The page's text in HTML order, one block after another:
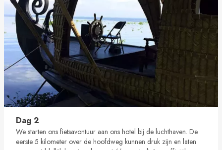
Dag 2
We starten ons fietsavontuur aan ons hotel bij de luchthaven. De
eerste 5 kilometer over de hoofdweg kunnen druk zijn en laten